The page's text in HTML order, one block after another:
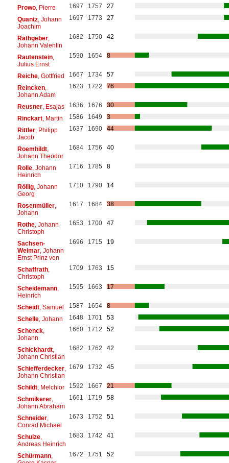
Prowo, Pierre 1697 1757
27
Quantz, Johann
Joachim
1697 1773 27
Rathgeber,
Johann Valentin
1682 1750 42
Rautenstein,
Julius Ernst
1590 1654 8
Reiche, Gottfried 1667 1734
57
Reincken,
Johann Adam
1623 1722 76
Reusner, Esajas 1636 1676
30
Rinckart, Martin 1586 1649
3
Rittler, Philipp
Jacob
1637 1690 44
Roemhildt,
Johann Theodor
1684 1756 40
Rolle, Johann
Heinrich
1716 1785 8
Röllig, Johann
Georg
1710 1790 14
Rosenmüller,
Johann
1617 1684 38
Rothe, Johann
Christoph
1653 1700 47
Sachsen-
Weimar, Johann
Ernst Prinz von
1696 1715 19
Schaffrath,
Christoph
1709 1763 15
Scheidemann,
Heinrich
1595 1663 17
Scheidt, Samuel 1587 1654
8
Schelle, Johann 1648 1701
53
Schenck,
Johann
1660 1712 52
Schickhardt,
Johann Christian
1682 1762 42
Schiefferdecker,
Johann Christian
1679 1732 45
Schildt, Melchior 1592 1667
21
Schmikerer,
Johann Abraham
1661 1719 58
Schneider,
Conrad Michael
1673 1752 51
Schulze,
Andreas Heinrich
1683 1742 41
Schürmann,
1672 1751 52